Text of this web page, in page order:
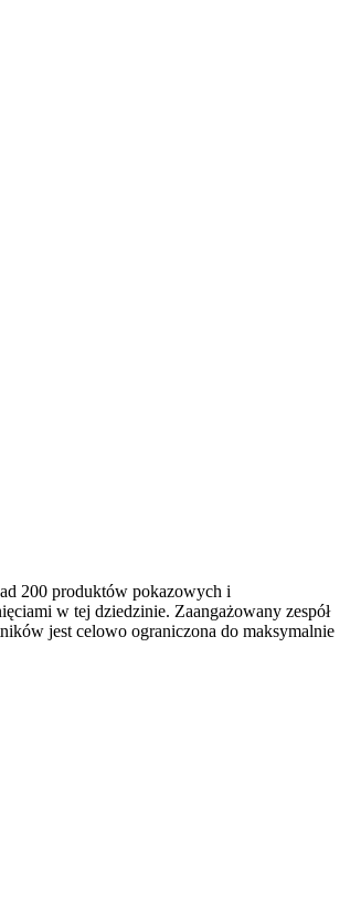
200 produktów pokazowych i
w tej dziedzinie. Zaangażowany zespół
jest celowo ograniczona do maksymalnie